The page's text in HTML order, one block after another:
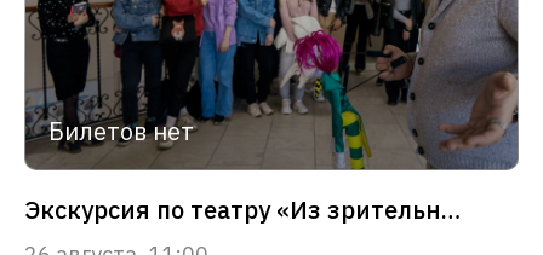
Билетов нет
Экскурсия по театру «Из зрительного зала – в сердце театра»